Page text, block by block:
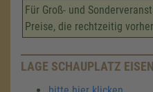
Für Groß- und
Preise, die rechtzeitig
LAGE SCHAUPLATZ